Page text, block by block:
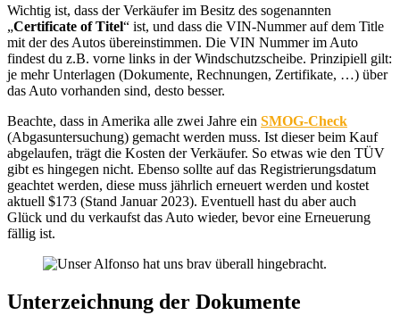
Wichtig ist, dass der Verkäufer im Besitz des sogenannten
„Certificate of Titel“ ist, und dass die VIN-Nummer auf dem Title
mit der des Autos übereinstimmen. Die VIN Nummer im Auto
findest du z.B. vorne links in der Windschutzscheibe. Prinzipiell gilt:
je mehr Unterlagen (Dokumente, Rechnungen, Zertifikate, …) über
das Auto vorhanden sind, desto besser.
Beachte, dass in Amerika alle zwei Jahre ein SMOG-Check
(Abgasuntersuchung) gemacht werden muss. Ist dieser beim Kauf
abgelaufen, trägt die Kosten der Verkäufer. So etwas wie den TÜV
gibt es hingegen nicht. Ebenso sollte auf das Registrierungsdatum
geachtet werden, diese muss jährlich erneuert werden und kostet
aktuell $173 (Stand Januar 2023). Eventuell hast du aber auch
Glück und du verkaufst das Auto wieder, bevor eine Erneuerung
fällig ist.
Unterzeichnung der Dokumente